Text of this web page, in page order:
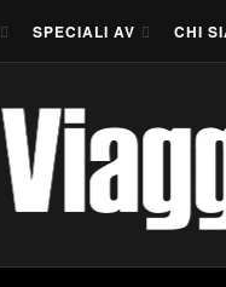
SPECIALI AV CHI